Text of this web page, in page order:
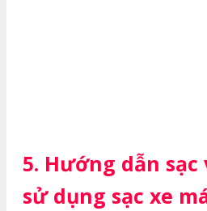
5. Hướng dẫn
sử dụng sạc xe